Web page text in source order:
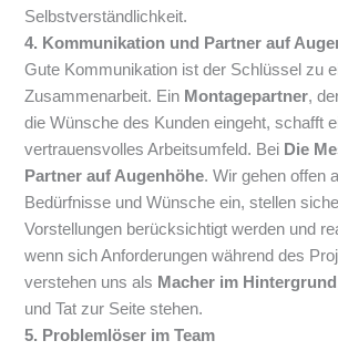
Selbstverständlichkeit.
4. Kommunikation und Partner auf
Gute Kommunikation ist der Schlüssel zu
Zusammenarbeit. Ein Montagepartner,
die Wünsche des Kunden eingeht, schafft
vertrauensvolles Arbeitsumfeld. Bei Die
Partner auf Augenhöhe. Wir gehen offen
Bedürfnisse und Wünsche ein, stellen
Vorstellungen berücksichtigt werden und
wenn sich Anforderungen während des
verstehen uns als Macher im Hintergrund
und Tat zur Seite stehen.
5. Problemlöser im Team